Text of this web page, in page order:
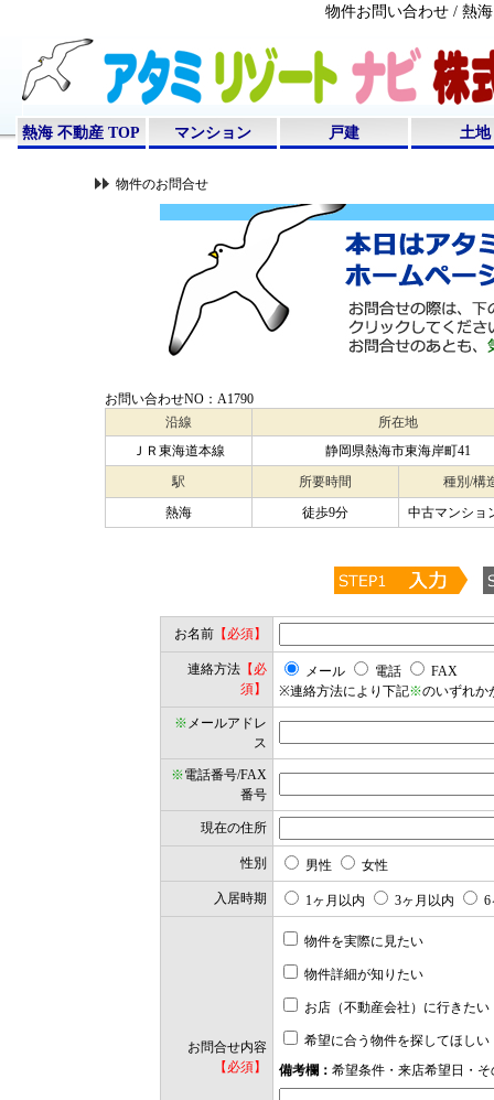
物件お問い合わせ / 熱
熱海 不動産 TOP マンション 戸建 土地
物件のお問合せ
お問い合わせNO：A1790
沿線
所在地
ＪＲ東海道本線
静岡県熱海市東海岸町41
駅
所要時間
種別/構
熱海
徒歩9分 中古マンショ
お名前【必須】
連絡方法【必
須】
メール 電話
FAX
※連絡方法により下記※のいずれか
※ メールアドレ
ス
※電話番号/FAX
番号
現在の住所
性別 男性 女性
入居時期 1ヶ月以内 3ヶ月以内 6
お問合せ内容
【必須】
物件を実際に見たい
物件詳細が知りたい
お店（不動産会社）に行きたい
希望に合う物件を探してほしい
備考欄： 希望条件・来店希望日・